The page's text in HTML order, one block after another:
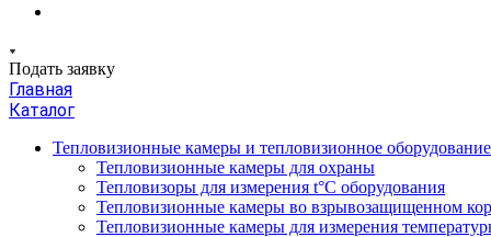
Подать заявку
Главная
Каталог
Тепловизионные камеры и тепловизионное
Тепловизионные камеры для охраны
Тепловизоры для измерения t°С оборудования
Тепловизионные камеры во взрывозащищенном
Тепловизионные камеры для измерения